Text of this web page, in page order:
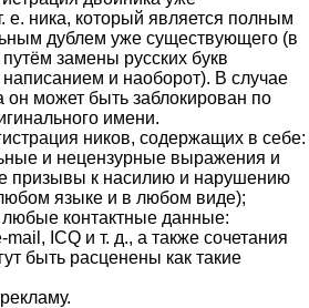
е. ника, который является полным
дублем уже существующего (в
замены русских букв
и наоборот). В случае
он может быть заблокирован по
имени.
ников, содержащих в себе:
и нецензурные выражения и
призывы к насилию и нарушению
языке и в любом виде);
контактные данные:
ICQ и т. д., а также сочетания
быть расценены как такие